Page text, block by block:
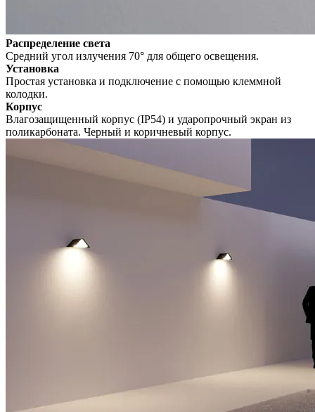
Распределение света
Средний угол излучения 70° для общего освещения.
Установка
Простая установка и подключение с помощью клеммной
колодки.
Корпус
Влагозащищенный корпус (IP54) и ударопрочный экран из
поликарбоната. Черный и коричневый корпус.